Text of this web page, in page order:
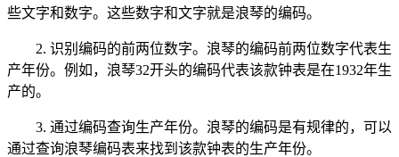
些文字和数字。这些数字和文字就是浪琴的编码。
2. 识别编码的前两位数字。浪琴的编码前两位数字代表生
产年份。例如，浪琴32开头的编码代表该款钟表是在1932年生
产的。
3. 通过编码查询生产年份。浪琴的编码是有规律的，可以
通过查询浪琴编码表来找到该款钟表的生产年份。